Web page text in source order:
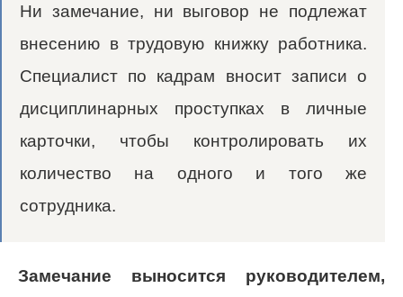
Ни замечание, ни выговор не подлежат
внесению в трудовую книжку работника.
Специалист по кадрам вносит записи о
дисциплинарных проступках в личные
карточки, чтобы контролировать их
количество на одного и того же
сотрудника.
Замечание выносится руководителем,